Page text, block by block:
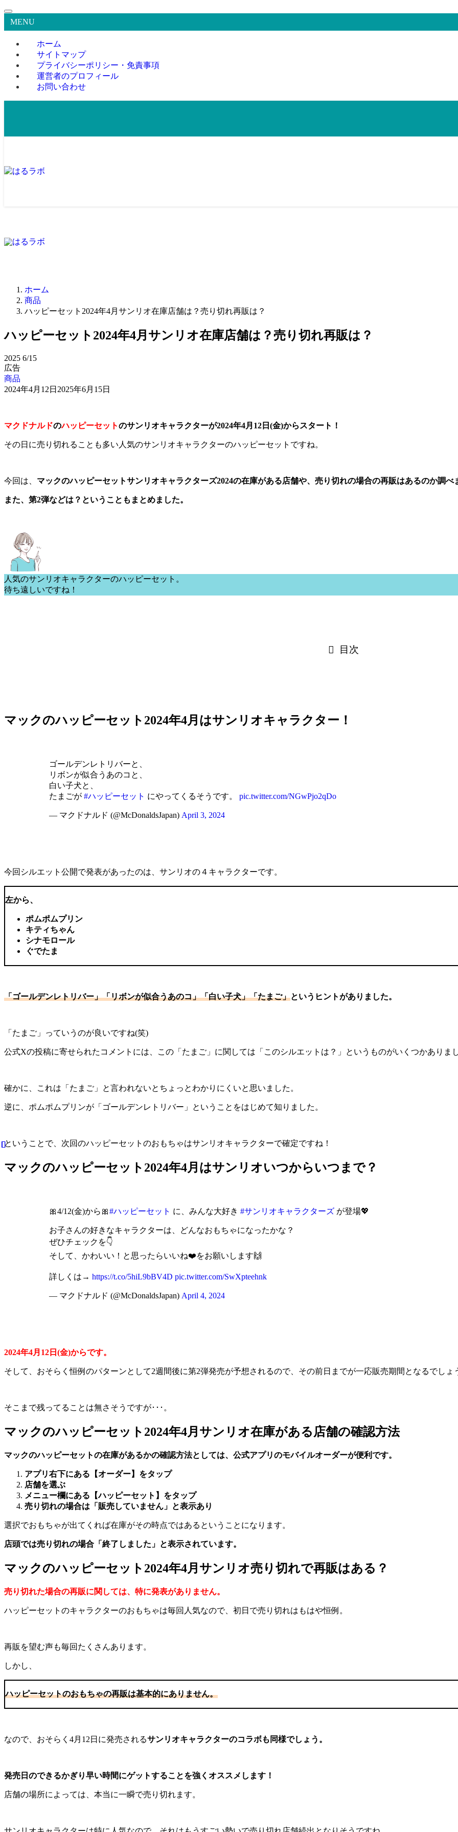
MENU
ホーム
サイトマップ
プライバシーポリシー・免責事項
運営者のプロフィール
お問い合わせ
ホーム
商品
ハッピーセット2024年4月サンリオ在庫店舗は？売り切れ再販は？
ハッピーセット2024年4月サンリオ在庫店舗は？売り切れ再販は？
2025 6/15
広告
商品
2024年4月12日 2025年6月15日
マクドナルドのハッピーセットのサンリオキャラクターが2024年4月12日(金)からスタート！
その日に売り切れることも多い人気のサンリオキャラクターのハッピーセットですね。
今回は、 マックのハッピーセットサンリオキャラクターズ2024の在庫がある店舗や、 売り切れの場合の再販はあるのか調べ
また、第2弾などは？ということもまとめました。
人気のサンリオキャラクターのハッピーセット。
待ち遠しいですね！
目次
マックのハッピーセット2024年4月はサンリオキャラクター！
ゴールデンレトリバーと、
リボンが似合うあのコと、
白い子犬と、
たまごが #ハッピーセット にやってくるそうです。 pic.twitter.com/NGwPjo2qDo
— マクドナルド (@McDonaldsJapan) April 3, 2024
今回シルエット公開で発表があったのは、サンリオの４キャラクターです。
左から、
ポムポムプリン
キティちゃん
シナモロール
ぐでたま
「ゴールデンレトリバー」「リボンが似合うあのコ」「白い子犬」「たまご」というヒントがありました。
「たまご」っていうのが良いですね(笑)
公式Xの投稿に寄せられたコメントには、この「たまご」に関しては「このシルエットは？」というものがいくつかありま
確かに、これは「たまご」と言われないとちょっとわかりにくいと思いました。
逆に、ポムポムプリンが「ゴールデンレトリバー」ということをはじめて知りました。
ということで、次回のハッピーセットのおもちゃはサンリオキャラクターで確定ですね！
マックのハッピーセット2024年4月はサンリオいつからいつまで？
🎀4/12(金)から🎀#ハッピーセット に、みんな大好き #サンリオキャラクターズ が登場💖
お子さんの好きなキャラクターは、どんなおもちゃになったかな？
ぜひチェックを👇
そして、かわいい！と思ったらいいね❤️をお願いします🙌
詳しくは→ https://t.co/5hiL9bBV4D pic.twitter.com/SwXpteehnk
— マクドナルド (@McDonaldsJapan) April 4, 2024
2024年4月12日(金)からです。
そして、おそらく恒例のパターンとして2週間後に第2弾発売が予想されるので、その前日までが一応販売期間となるでしょ
そこまで残ってることは無さそうですが･･･。
マックのハッピーセット2024年4月サンリオ在庫がある店舗の確認方法
マックのハッピーセットの在庫があるかの確認方法としては、公式アプリのモバイルオーダーが便利です。
アプリ右下にある【オーダー】をタップ
店舗を選ぶ
メニュー欄にある【ハッピーセット】をタップ
売り切れの場合は「販売していません」と表示あり
選択でおもちゃが出てくれば在庫がその時点ではあるということになります。
店頭では売り切れの場合「終了しました」と表示されています。
マックのハッピーセット2024年4月サンリオ売り切れで再販はある？
売り切れた場合の再販に関しては、特に発表がありません。
ハッピーセットのキャラクターのおもちゃは毎回人気なので、初日で売り切れはもはや恒例。
再販を望む声も毎回たくさんあります。
しかし、
ハッピーセットのおもちゃの再販は基本的にありません。
なので、おそらく4月12日に発売されるサンリオキャラクターのコラボも同様でしょう。
発売日のできるかぎり早い時間にゲットすることを強くオススメします！
店舗の場所によっては、本当に一瞬で売り切れます。